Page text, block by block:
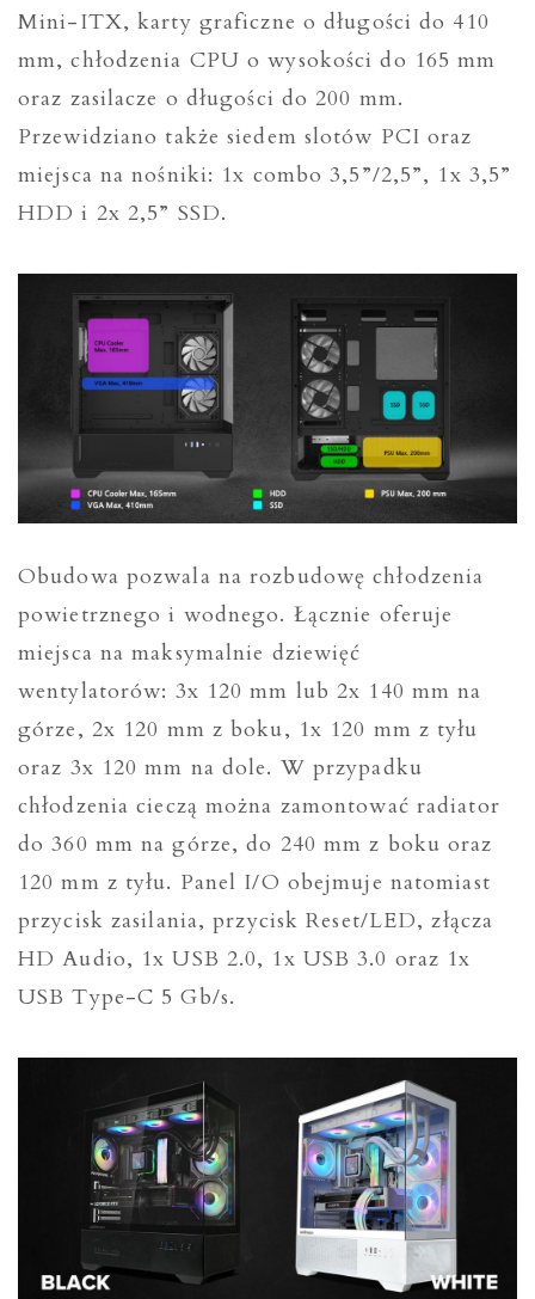
Mini-ITX, karty graficzne o długości do 410
mm, chłodzenia CPU o wysokości do 165 mm
oraz zasilacze o długości do 200 mm.
Przewidziano także siedem slotów PCI oraz
miejsca na nośniki: 1x combo 3,5”/2,5”, 1x 3,5”
HDD i 2x 2,5” SSD.
Obudowa pozwala na rozbudowę chłodzenia
powietrznego i wodnego. Łącznie oferuje
miejsca na maksymalnie dziewięć
wentylatorów: 3x 120 mm lub 2x 140 mm na
górze, 2x 120 mm z boku, 1x 120 mm z tyłu
oraz 3x 120 mm na dole. W przypadku
chłodzenia cieczą można zamontować radiator
do 360 mm na górze, do 240 mm z boku oraz
120 mm z tyłu. Panel I/O obejmuje natomiast
przycisk zasilania, przycisk Reset/LED, złącza
HD Audio, 1x USB 2.0, 1x USB 3.0 oraz 1x
USB Type-C 5 Gb/s.